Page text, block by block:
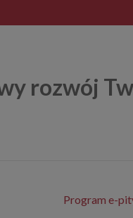
rozwój
Program e-